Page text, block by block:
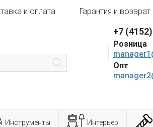
и оплата Гарантия и возврат
+7
Розница
Опт
Инструменты Интерьер